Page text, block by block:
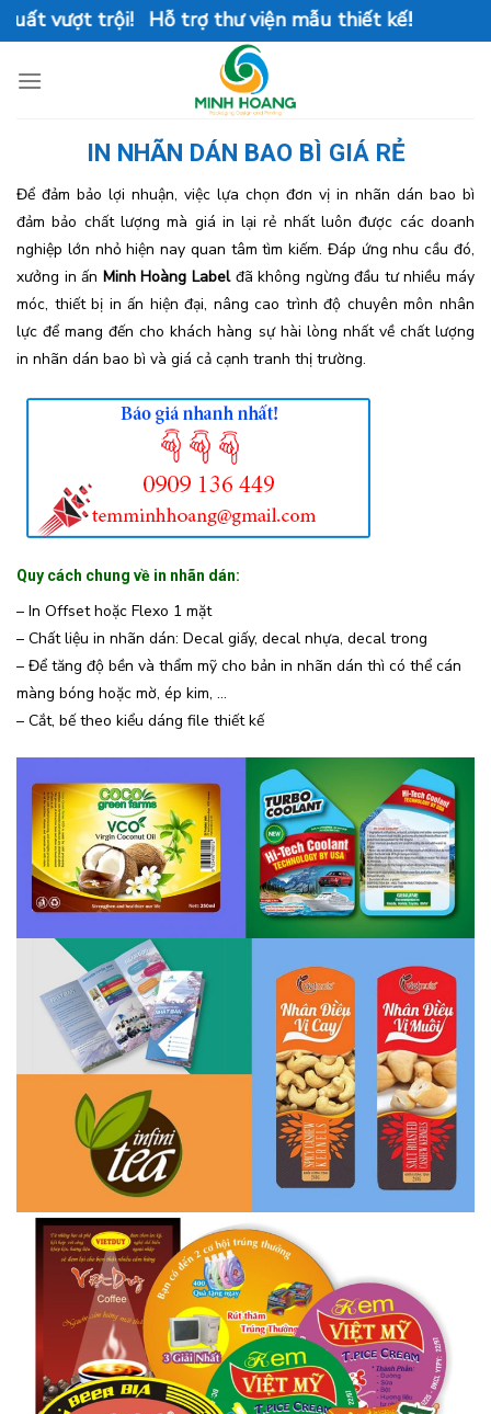
Skip
to
vượt trội! Hỗ trợ thư viện mẫu thiết kế!
IN NHÃN DÁN BAO BÌ GIÁ RẺ
Để đảm bảo lợi nhuận, việc lựa chọn đơn vị in nhãn dán bao bì
đảm bảo chất lượng mà giá in lại rẻ nhất luôn được các doanh
nghiệp lớn nhỏ hiện nay quan tâm tìm kiếm. Đáp ứng nhu cầu đó,
xưởng in ấn Minh Hoàng Labelđã không ngừng đầu tư nhiều máy
móc, thiết bị in ấn hiện đại, nâng cao trình độ chuyên môn nhân
lực để mang đến cho khách hàng sự hài lòng nhất về chất lượng
in nhãn dán bao bì và giá cả cạnh tranh thị trường.
Quy cách chung về in nhãn dán:
– In Offset hoặc Flexo 1 mặt
– Chất liệu in nhãn dán: Decal giấy, decal nhựa, decal trong
– Để tăng độ bền và thẩm mỹ cho bản in nhãn dán thì có thể cán
màng bóng hoặc mờ, ép kim, …
– Cắt, bế theo kiểu dáng file thiết kế